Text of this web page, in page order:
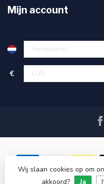
Mijn account
€
© Copyright 2026
Wij slaan cookies op om
akkoord?
Ja